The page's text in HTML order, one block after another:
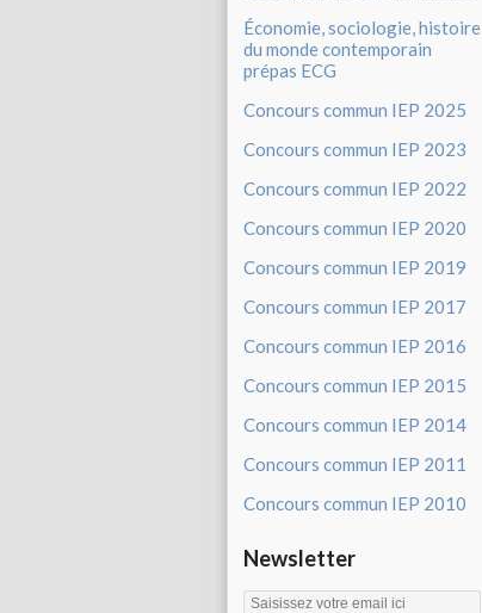
Économie, sociologie, histoire
du monde contemporain
prépas ECG
Concours commun IEP 2025
Concours commun IEP 2023
Concours commun IEP 2022
Concours commun IEP 2020
Concours commun IEP 2019
Concours commun IEP 2017
Concours commun IEP 2016
Concours commun IEP 2015
Concours commun IEP 2014
Concours commun IEP 2011
Concours commun IEP 2010
Newsletter